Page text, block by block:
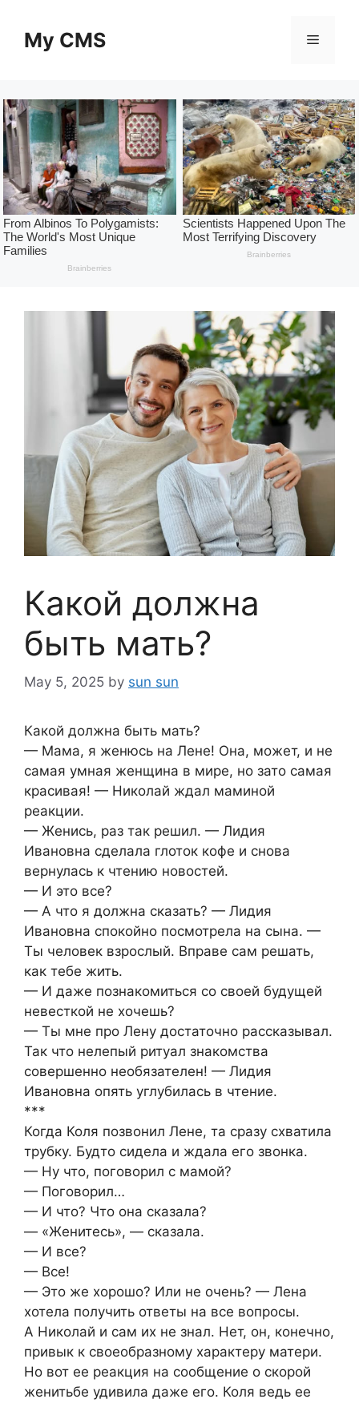
contentMy CMS Menu
Какой должна
быть мать?
May 5, 2025 by sun sun
Какой должна быть мать?
— Мама, я женюсь на Лене! Она, может, и не
самая умная женщина в мире, но зато самая
красивая! — Николай ждал маминой
реакции.
— Женись, раз так решил. — Лидия
Ивановна сделала глоток кофе и снова
вернулась к чтению новостей.
— И это все?
— А что я должна сказать? — Лидия
Ивановна спокойно посмотрела на сына. —
Ты человек взрослый. Вправе сам решать,
как тебе жить.
— И даже познакомиться со своей будущей
невесткой не хочешь?
— Ты мне про Лену достаточно рассказывал.
Так что нелепый ритуал знакомства
совершенно необязателен! — Лидия
Ивановна опять углубилась в чтение.
***
Когда Коля позвонил Лене, та сразу схватила
трубку. Будто сидела и ждала его звонка.
— Ну что, поговорил с мамой?
— Поговорил…
— И что? Что она сказала?
— «Женитесь», — сказала.
— И все?
— Все!
— Это же хорошо? Или не очень? — Лена
хотела получить ответы на все вопросы.
А Николай и сам их не знал. Нет, он, конечно,
привык к своеобразному характеру матери.
Но вот ее реакция на сообщение о скорой
женитьбе удивила даже его. Коля ведь ее